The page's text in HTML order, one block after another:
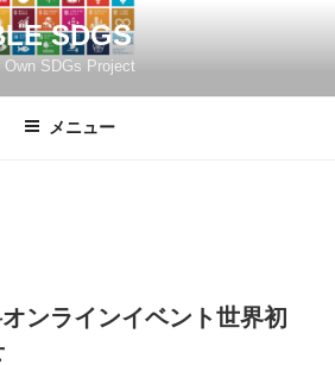
SDGS
Own SDGs Project
メニュー
ンラインイベント世界初